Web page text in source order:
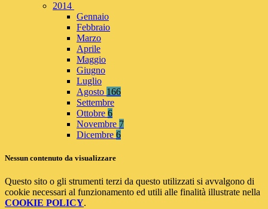
2014
Gennaio
Febbraio
Marzo
Aprile
Maggio
Giugno
Luglio
Agosto 166
Settembre
Ottobre 6
Novembre 7
Dicembre 6
Nessun contenuto da visualizzare
Questo sito o gli strumenti terzi da questo utilizzati si avvalgono di
cookie necessari al funzionamento ed utili alle finalità illustrate nella
COOKIE POLICY.